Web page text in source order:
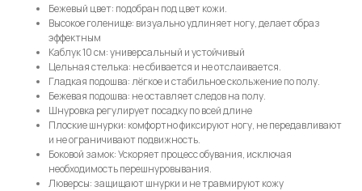
Бежевый цвет: подобран под цвет кожи.
Высокое голенище: визуально удлиняет ногу, делает образ
эффектным
Каблук 10 см: универсальный и устойчивый
Цельная стелька: не сбивается и не отслаивается.
Гладкая подошва: лёгкое и стабильное скольжение по полу.
Бежевая подошва: не оставляет следов на полу.
Шнуровка регулирует посадку по всей длине
Плоские шнурки: комфортно фиксируют ногу, не передавливают
и не ограничивают подвижность.
Боковой замок: Ускоряет процесс обувания, исключая
необходимость перешнуровывания.
Люверсы: защищают шнурки и не травмируют кожу